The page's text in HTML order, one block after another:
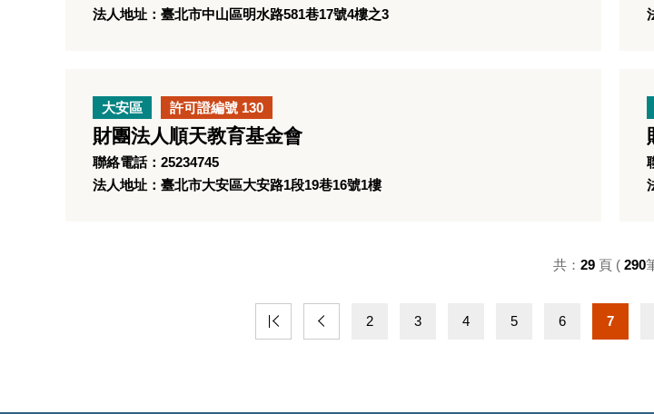
法人地址：臺北市中山區明水路581巷17號4樓之3
大安區 許可證編號 130
財團法人順天教育基金會
聯絡電話：25234745
法人地址：臺北市大安區大安路1段19巷16號1樓
2 3 4 5 6 7
共： 29 頁 ( 290